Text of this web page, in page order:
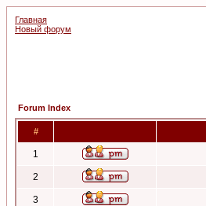
Главная
Новый форум
Forum Index
#
1
2
3